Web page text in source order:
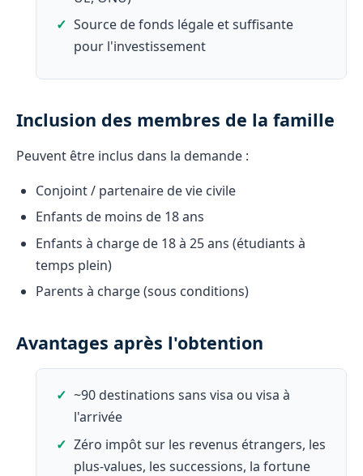
Source de fonds légale et suffisante
pour l'investissement
Inclusion des membres de la famille
Peuvent être inclus dans la demande :
Conjoint / partenaire de vie civile
Enfants de moins de 18 ans
Enfants à charge de 18 à 25 ans (étudiants à
temps plein)
Parents à charge (sous conditions)
Avantages après l'obtention
~90 destinations sans visa ou visa à
l'arrivée
Zéro impôt sur les revenus étrangers, les
plus-values, les successions, la fortune